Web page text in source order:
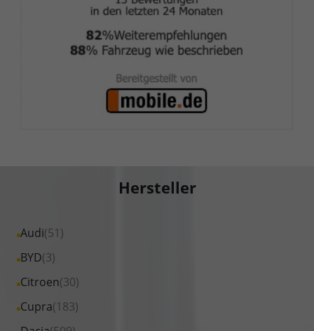
Hersteller
Audi(51)
Alle
Fahrzeuge
Audi
anzeigen
BYD(3)
Alle
Fahrzeuge
BYD
Citroen(30)
Alle
Fahrzeuge
Cupra(183)
Alle
Fahrzeuge